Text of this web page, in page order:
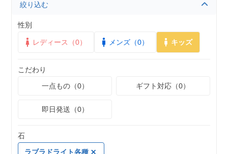
絞り込む
性別
レディース（0） メンズ（0） キッズ
こだわり
一点もの（0）
ギフト対応（0）
即日発送（0）
石
ラブラドライト各種